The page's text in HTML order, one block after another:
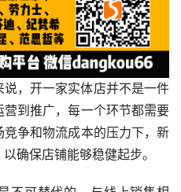
，开一家实体店并不是一件
到推广，每一个环节都需要
争和物流成本的压力下，新
确保店铺能够稳健起步。